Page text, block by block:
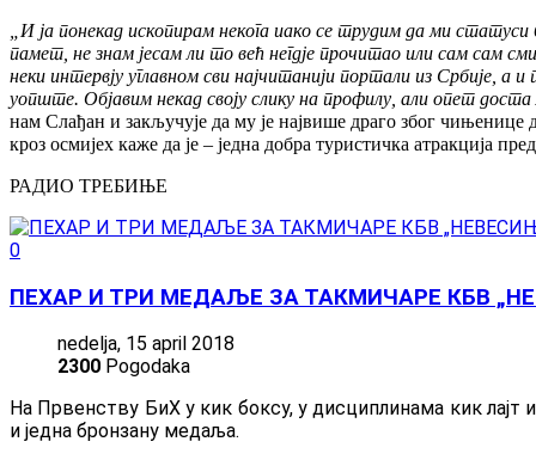
„И ја понекад ископирам некога иако се трудим да ми
памет, не знам јесам ли то већ негдје прочитао или сам сам
неки интервју углавном сви најчитанији портали из Србије,
уопште. Објавим некад своју слику на профилу, али опет
нам Слађан и закључује да му је највише драго због
кроз осмијех каже да је – једна добра туристичка атракција
РАДИО ТРЕБИЊЕ
0
ПЕХАР И ТРИ МЕДАЉЕ ЗА ТАКМИЧАРЕ КБВ
nedelja, 15 april 2018
2300 Pogodaka
На Првенству БиХ у кик боксу, у дисциплинама кик лајт
и једна бронзану медаља.